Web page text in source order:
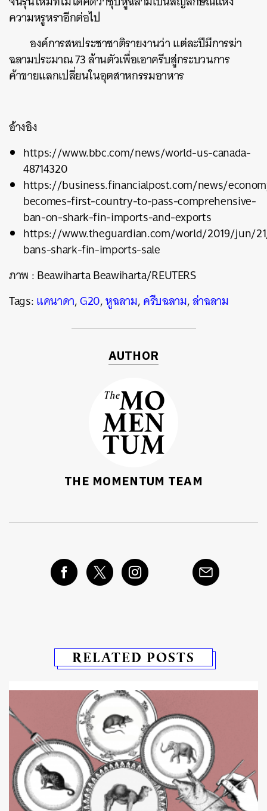
ความหรูหราอีกต่อไป
องค์การสหประชาชาติรายงานว่า แต่ละปีมีการฆ่า
ฉลามประมาณ 73 ล้านตัวเพื่อเอาครีบสู่กระบวนการ
ค้าขายแลกเปลี่ยนในอุตสาหกรรมอาหาร
อ้างอิง
https://www.bbc.com/news/world-us-canada-
48714320
https://business.financialpost.com/news/
becomes-first-country-to-pass-comprehensive-
ban-on-shark-fin-imports-and-exports
https://www.theguardian.com/world/2019/jun/
bans-shark-fin-imports-sale
ภาพ :Beawiharta Beawiharta/REUTERS
Tags:แคนาดา,G20,หูฉลาม,ครีบฉลาม,ล่าฉลาม
AUTHOR
THE MOMENTUM TEAM
RELATED POSTS
SHARE